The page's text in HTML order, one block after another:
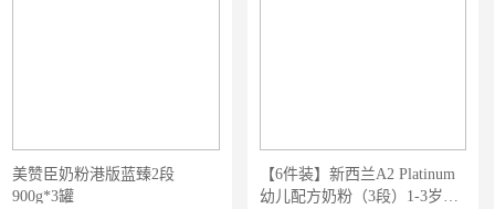
美赞臣奶粉港版蓝臻2段
900g*3罐
【6件装】新西兰A2 Platinum
幼儿配方奶粉（3段）1-3岁